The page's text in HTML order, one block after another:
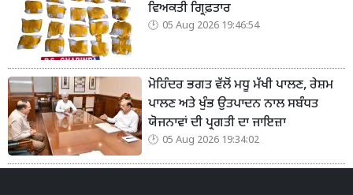
ਵਿਅਕਤੀ ਗ੍ਰਿਫ਼ਤਾਰ
05 Aug 2026 19:46:54
ਮੋਹਿੰਦਰ ਭਗਤ ਵੱਲੋਂ ਮਧੂ ਮੱਖੀ ਪਾਲਣ, ਰੇਸ਼ਮ
ਪਾਲਣ ਅਤੇ ਖੁੰਭ ਉਤਪਾਦਨ ਨਾਲ ਸਬੰਧਤ
ਯੋਜਨਾਵਾਂ ਦੀ ਪ੍ਰਗਤੀ ਦਾ ਜਾਇਜ਼ਾ
05 Aug 2026 19:34:02